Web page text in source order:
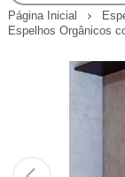
Página Inicial
Espelhos Orgânicos